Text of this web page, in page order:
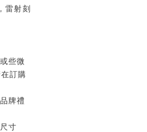
雷射刻
些微
訂購
牌禮
寸